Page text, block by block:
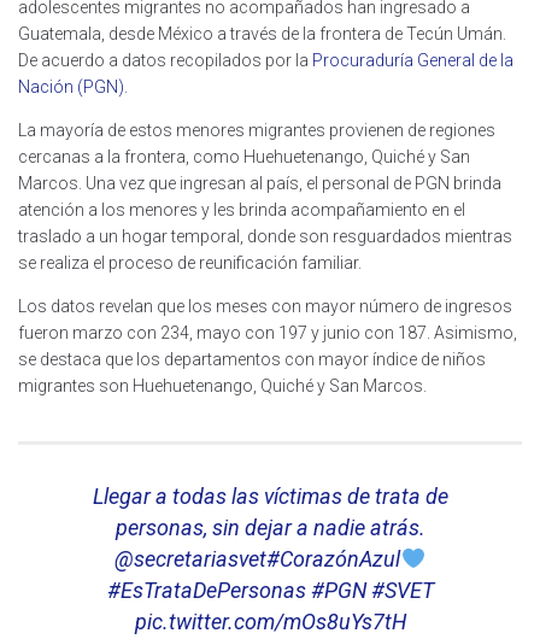
adolescentes migrantes no acompañados han ingresado a
Guatemala, desde México a través de la frontera de Tecún Umán.
De acuerdo a datos recopilados por la Procuraduría General de la
Nación (PGN).
La mayoría de estos menores migrantes provienen de regiones
cercanas a la frontera, como Huehuetenango, Quiché y San
Marcos. Una vez que ingresan al país, el personal de PGN brinda
atención a los menores y les brinda acompañamiento en el
traslado a un hogar temporal, donde son resguardados mientras
se realiza el proceso de reunificación familiar.
Los datos revelan que los meses con mayor número de ingresos
fueron marzo con 234, mayo con 197 y junio con 187. Asimismo,
se destaca que los departamentos con mayor índice de niños
migrantes son Huehuetenango, Quiché y San Marcos.
Llegar a todas las víctimas de trata de
personas, sin dejar a nadie atrás.
@secretariasvet#CorazónAzul
#EsTrataDePersonas #PGN #SVET
pic.twitter.com/mOs8uYs7tH